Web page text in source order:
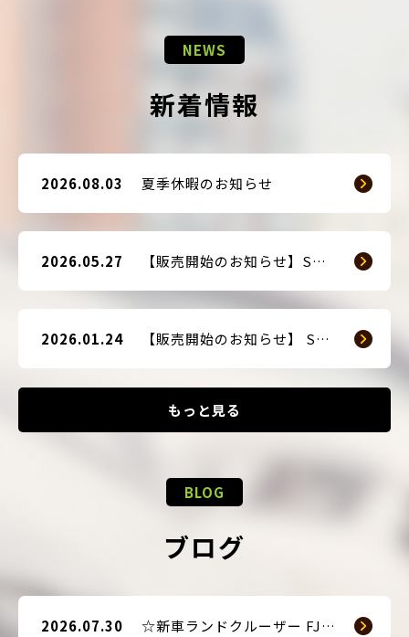
NEWS
新着情報
もっと見る
2026.08.03 夏季休暇のお知らせ
2026.05.27 【販売開始のお知らせ】SMART GUARD 3
2026.01.24 【販売開始のお知らせ】 SMART BLOCKER 2nd-Edition Plus
BLOG
ブログ
2026.07.30 ☆新車ランドクルーザー FJ（TRJ240） × Argus D1 & 前後ドライブレコーダー取付☆